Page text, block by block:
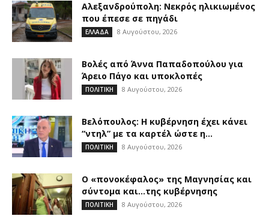
Αλεξανδρούπολη: Νεκρός ηλικιωμένος
που έπεσε σε πηγάδι
ΕΛΛΑΔΑ 8 Αυγούστου, 2026
Βολές από Άννα Παπαδοπούλου για
Άρειο Πάγο και υποκλοπές
ΠΟΛΙΤΙΚΗ 8 Αυγούστου, 2026
Βελόπουλος: Η κυβέρνηση έχει κάνει
“ντηλ” με τα καρτέλ ώστε η...
ΠΟΛΙΤΙΚΗ 8 Αυγούστου, 2026
Ο «πονοκέφαλος» της Μαγνησίας και
σύντομα και…της κυβέρνησης
ΠΟΛΙΤΙΚΗ 8 Αυγούστου, 2026